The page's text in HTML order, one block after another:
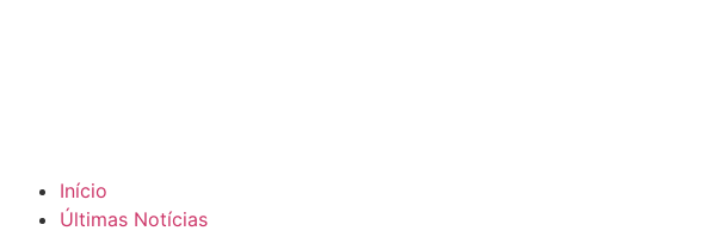
Início
Últimas Notícias